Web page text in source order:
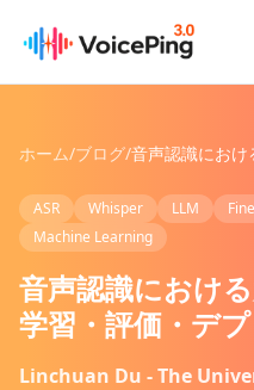
ホーム/ブログ/
ASR Whisper LLM
Machine Learning
音声認識におけ
学習・評価・デ
Linchuan Du - The